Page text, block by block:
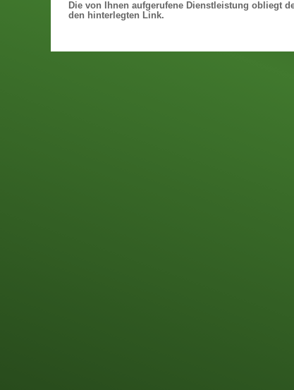
Die von Ihnen aufgerufene Dienstleistung obliegt
den hinterlegten Link.